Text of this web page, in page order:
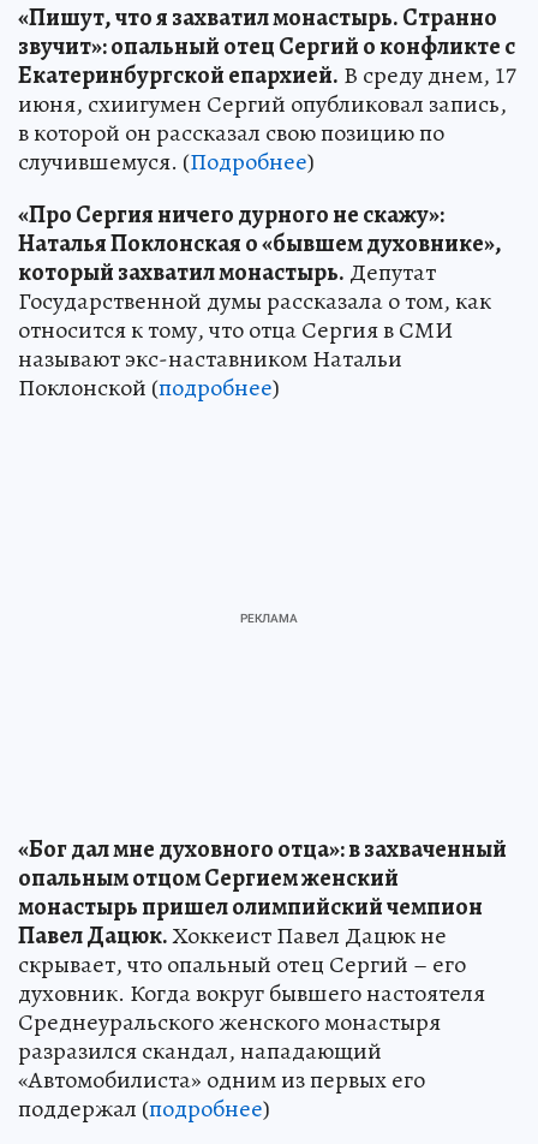
«Пишут, что я захватил монастырь. Странно
звучит»: опальный отец Сергий о конфликте с
Екатеринбургской епархией. В среду днем, 17
июня, схиигумен Сергий опубликовал запись,
в которой он рассказал свою позицию по
случившемуся. (Подробнее)
«Про Сергия ничего дурного не скажу»:
Наталья Поклонская о «бывшем духовнике»,
который захватил монастырь. Депутат
Государственной думы рассказала о том, как
относится к тому, что отца Сергия в СМИ
называют экс-наставником Натальи
Поклонской (подробнее)
«Бог дал мне духовного отца»: в захваченный
опальным отцом Сергием женский
монастырь пришел олимпийский чемпион
Павел Дацюк.Хоккеист Павел Дацюк не
скрывает, что опальный отец Сергий – его
духовник. Когда вокруг бывшего настоятеля
Среднеуральского женского монастыря
разразился скандал, нападающий
«Автомобилиста» одним из первых его
поддержал (подробнее)